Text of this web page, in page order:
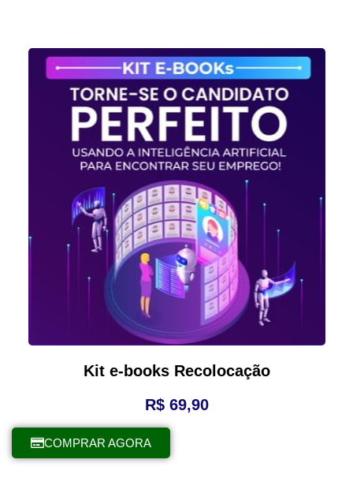
Kit e-books Recolocação
R$69,90
COMPRAR AGORA